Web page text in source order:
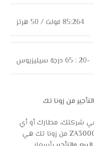
في شركتك، مطارك أو أي
من زونا تك هي
85:264 فولت / 50 هرتز
-20 : 65 درجة سيليزيوس